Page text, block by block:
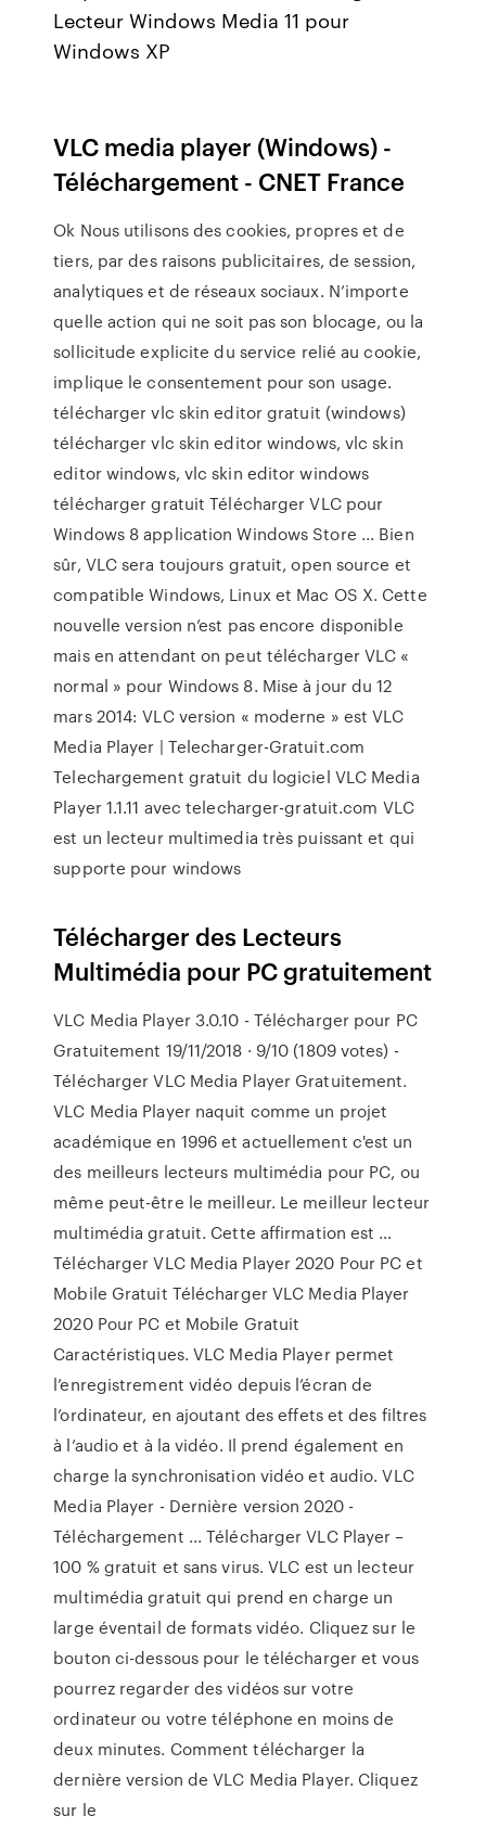
Lecteur Windows Media 11 pour
Windows XP
VLC media player (Windows) -
Téléchargement - CNET France
Ok Nous utilisons des cookies, propres et de
tiers, par des raisons publicitaires, de session,
analytiques et de réseaux sociaux. N’importe
quelle action qui ne soit pas son blocage, ou la
sollicitude explicite du service relié au cookie,
implique le consentement pour son usage.
télécharger vlc skin editor gratuit (windows)
télécharger vlc skin editor windows, vlc skin
editor windows, vlc skin editor windows
télécharger gratuit Télécharger VLC pour
Windows 8 application Windows Store ... Bien
sûr, VLC sera toujours gratuit, open source et
compatible Windows, Linux et Mac OS X. Cette
nouvelle version n’est pas encore disponible
mais en attendant on peut télécharger VLC «
normal » pour Windows 8. Mise à jour du 12
mars 2014: VLC version « moderne » est VLC
Media Player | Telecharger-Gratuit.com
Telechargement gratuit du logiciel VLC Media
Player 1.1.11 avec telecharger-gratuit.com VLC
est un lecteur multimedia très puissant et qui
supporte pour windows
Télécharger des Lecteurs
Multimédia pour PC gratuitement
VLC Media Player 3.0.10 - Télécharger pour PC
Gratuitement 19/11/2018 · 9/10 (1809 votes) -
Télécharger VLC Media Player Gratuitement.
VLC Media Player naquit comme un projet
académique en 1996 et actuellement c'est un
des meilleurs lecteurs multimédia pour PC, ou
même peut-être le meilleur. Le meilleur lecteur
multimédia gratuit. Cette affirmation est …
Télécharger VLC Media Player 2020 Pour PC et
Mobile Gratuit Télécharger VLC Media Player
2020 Pour PC et Mobile Gratuit
Caractéristiques. VLC Media Player permet
l’enregistrement vidéo depuis l’écran de
l’ordinateur, en ajoutant des effets et des filtres
à l’audio et à la vidéo. Il prend également en
charge la synchronisation vidéo et audio. VLC
Media Player - Dernière version 2020 -
Téléchargement ... Télécharger VLC Player –
100 % gratuit et sans virus. VLC est un lecteur
multimédia gratuit qui prend en charge un
large éventail de formats vidéo. Cliquez sur le
bouton ci-dessous pour le télécharger et vous
pourrez regarder des vidéos sur votre
ordinateur ou votre téléphone en moins de
deux minutes. Comment télécharger la
dernière version de VLC Media Player. Cliquez
sur le